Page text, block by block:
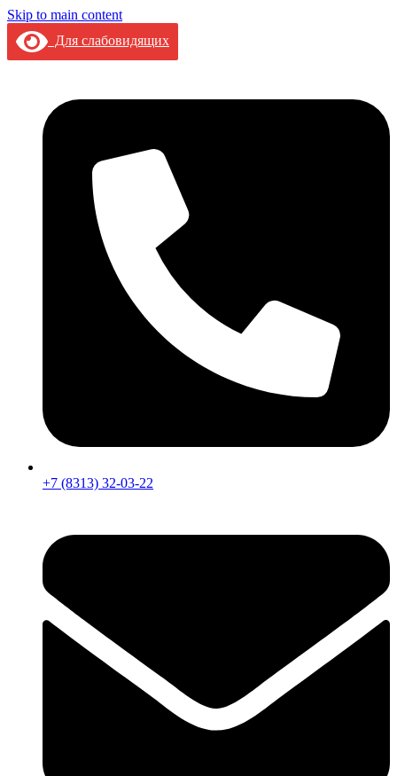
Skip to main content
Для слабовидящих
+7 (8313) 32-03-22